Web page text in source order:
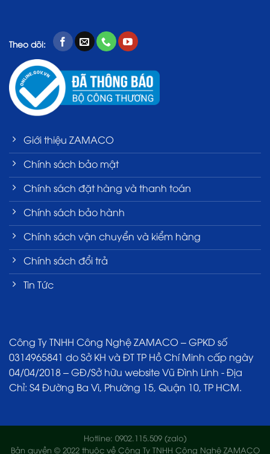
Theo dõi:
Giới thiệu ZAMACO
Chính sách bảo mật
Chính sách đặt hàng và thanh toán
Chính sách bảo hành
Chính sách vận chuyển và kiểm hàng
Chính sách đổi trả
Tin Tức
Công Ty TNHH Công Nghệ ZAMACO – GPKD số
0314965841 do Sở KH và ĐT TP Hồ Chí Minh cấp ngày
04/04/2018 – GĐ/Sở hữu website Vũ Đình Linh - Địa
Chỉ: S4 Đường Ba Vì, Phường 15, Quận 10, TP HCM.
Hotline: 0902.115.509 (zalo)
Bản quyền © 2022 thuộc về Công Ty TNHH Công Nghệ ZAMACO